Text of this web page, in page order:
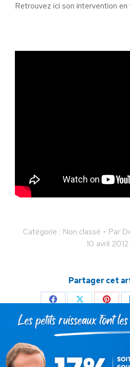
Retrouvez ici son intervention en
Catégorie : Non classé Par
10 avril 2012
Partager cet
Partager
sur
Facebook
Partager
sur
X
sur
Auteur :